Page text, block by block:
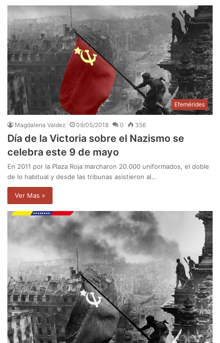
Efemérides
Magdalena Valdez 09/05/2018 0 356
Día de la Victoria sobre el Nazismo se
celebra este 9 de mayo
En 2011 por la Plaza Roja marcharon 20.000 uniformados, el doble
de lo habitual y desde las tribunas asistieron al…
Ver Mas »